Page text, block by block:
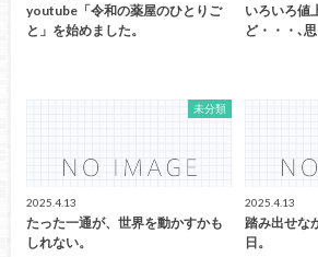
youtube「令和の薬屋のひとりご
と」を始めました。
いろいろ値
ど・・・､
未分類
2025.4.13
たった一通が、世界を動かすかも
しれない。
2025.4.13
踏み出せな
日。